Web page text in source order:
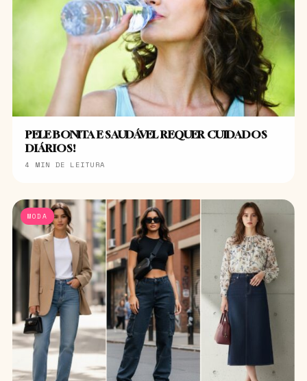
PELE BONITA E SAUDÁVEL REQUER CUIDADOS
DIÁRIOS!
4 MIN DE LEITURA
MODA